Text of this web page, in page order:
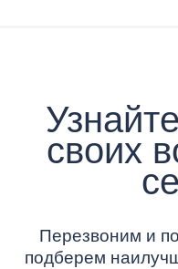
своих
Перезвоним и
подберем